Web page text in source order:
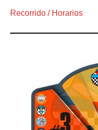
Recorrido / Horarios